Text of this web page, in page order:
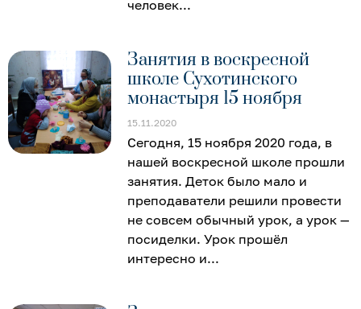
человек
Занятия в воскресной
школе Сухотинского
монастыря 15 ноября
15.11.2020
Сегодня, 15 ноября 2020 года, в
нашей воскресной школе прошли
занятия. Деток было мало и
преподаватели решили провести
не совсем обычный урок, а урок —
посиделки. Урок прошёл
интересно и